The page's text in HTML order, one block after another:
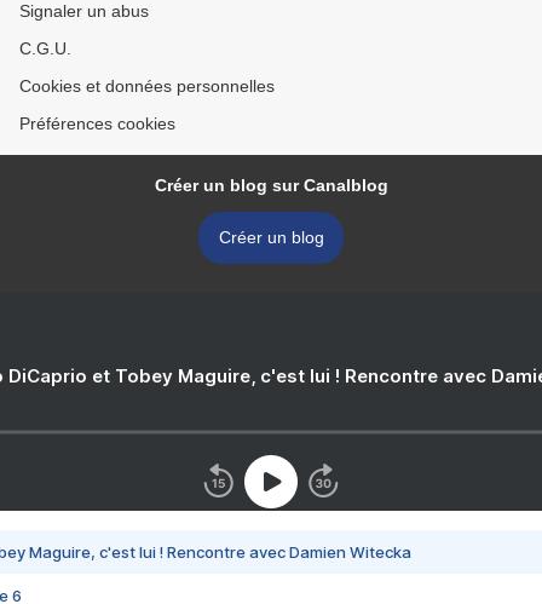
Signaler un abus
C.G.U.
Cookies et données personnelles
Préférences cookies
Créer un blog sur Canalblog
Créer un blog
DiCaprio et Tobey Maguire, c'est lui ! Rencontre avec
Maguire, c'est lui ! Rencontre avec Damien Witecka
6